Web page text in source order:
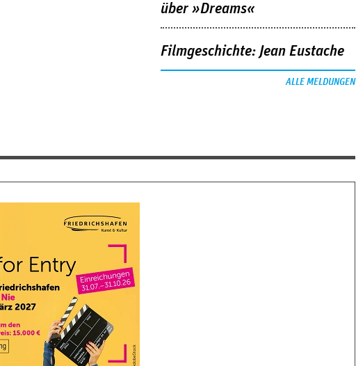
über »Dreams«
Filmgeschichte: Jean Eustache
ALLE MELDUNGEN